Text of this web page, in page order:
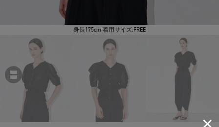
身長175cm 着用サイズ:FREE